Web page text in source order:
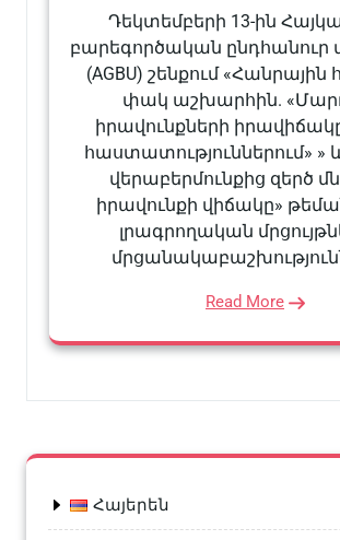
Դեկտեմբերի 13-ին
բարեգործական ընդհանուր
(AGBU) շենքում «Հանրային
փակ աշխարհին.
իրավունքների
հաստատություններում» »
վերաբերմունքից զերծ
իրավունքի վիճակը»
լրագրողական
Read More
Հայերեն